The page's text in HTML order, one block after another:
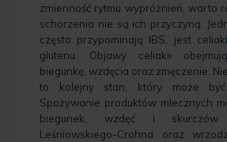
zmienność rytmu wypróżnień, warto
schorzenia nie są ich przyczyną.
często przypominają IBS, jest
glutenu. Objawy celiakii
biegunkę, wzdęcia oraz zmęczenie.
to kolejny stan, który może
Spożywanie produktów mlecznych
biegunek, wzdęć i
Leśniowskiego-Crohna oraz